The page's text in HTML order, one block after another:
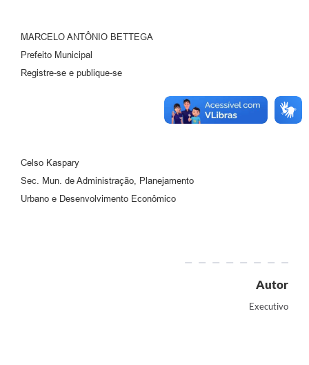
MARCELO ANTÔNIO BETTEGA
Prefeito Municipal
Registre-se e publique-se
Celso Kaspary
Sec. Mun. de Administração, Planejamento
Urbano e Desenvolvimento Econômico
Autor
Executivo